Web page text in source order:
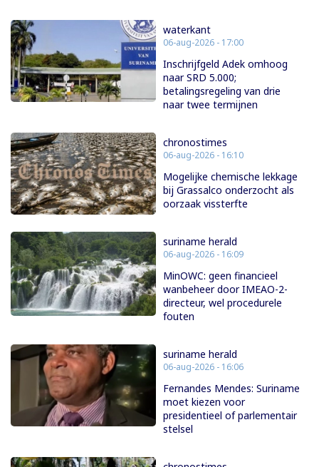
waterkant
06-aug-2026 - 17:00
Inschrijfgeld Adek omhoog
naar SRD 5.000;
betalingsregeling van drie
naar twee termijnen
chronostimes
06-aug-2026 - 16:10
Mogelijke chemische lekkage
bij Grassalco onderzocht als
oorzaak vissterfte
suriname herald
06-aug-2026 - 16:09
MinOWC: geen financieel
wanbeheer door IMEAO-2-
directeur, wel procedurele
fouten
suriname herald
06-aug-2026 - 16:06
Fernandes Mendes: Suriname
moet kiezen voor
presidentieel of parlementair
stelsel